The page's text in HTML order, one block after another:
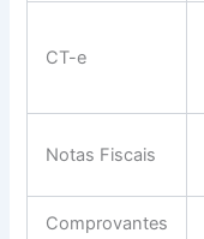
CT-e
Notas Fiscais
Comprovantes